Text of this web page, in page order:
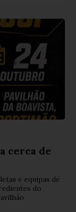
cerca de
e equipas de
do